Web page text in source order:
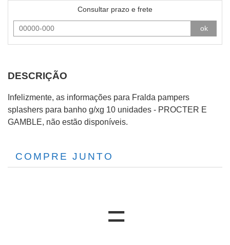
Consultar prazo e frete
ok
DESCRIÇÃO
Infelizmente, as informações para Fralda pampers
splashers para banho g/xg 10 unidades - PROCTER E
GAMBLE, não estão disponíveis.
COMPRE JUNTO